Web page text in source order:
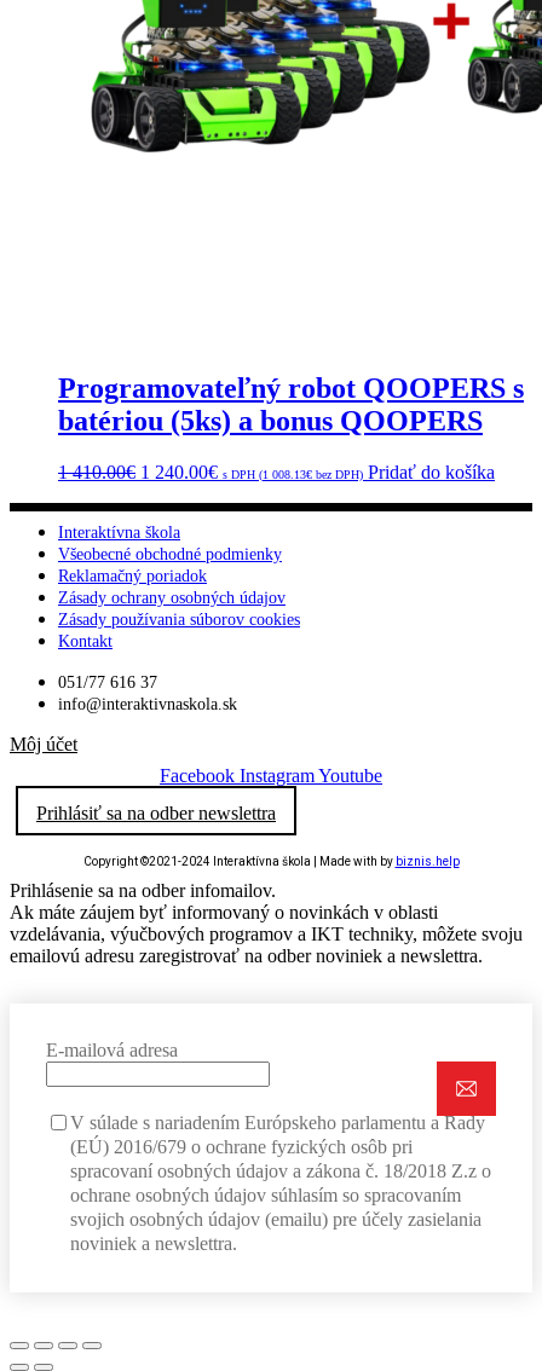
Programovateľný robot QOOPERS s
batériou (5ks) a bonus QOOPERS
1 410.00€ 1 240.00€ s DPH (1 008.13€ bez DPH) Pridať do košíka
Interaktívna škola
Všeobecné obchodné podmienky
Reklamačný poriadok
Zásady ochrany osobných údajov
Zásady používania súborov cookies
Kontakt
051/77 616 37
info@interaktivnaskola.sk
Môj účet
Facebook InstagramYoutube
Prihlásiť sa na odber newslettra
Copyright ©2021-2024 Interaktívna škola | Made with by biznis.help
Prihlásenie sa na odber infomailov.
Ak máte záujem byť informovaný o novinkách v oblasti
vzdelávania, výučbových programov a IKT techniky, môžete svoju
emailovú adresu zaregistrovať na odber noviniek a newslettra.
E-mailová adresa
V súlade s nariadením Európskeho parlamentu a Rady
(EÚ) 2016/679 o ochrane fyzických osôb pri
spracovaní osobných údajov a zákona č. 18/2018 Z.z o
ochrane osobných údajov súhlasím so spracovaním
svojich osobných údajov (emailu) pre účely zasielania
noviniek a newslettra.